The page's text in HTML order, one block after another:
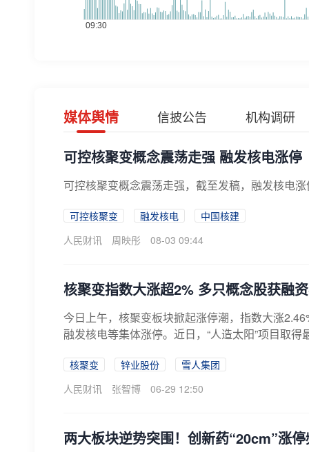
媒体舆情 信披公告 机构调研
可控核聚变概念震荡走强 融发核电涨停
可控核聚变概念震荡走强，截至发稿，融发核电
可控核聚变 融发核电
中国核建
人民财讯
周映彤 08-03 09:44
核聚变指数大涨超2% 多只概念股获融
今日上午，核聚变板块掀起涨停潮，指数大涨
融发核电等集体涨停。近日，“人造太阳”项目取
核聚变 锌业股份
雪人集团
人民财讯
张智博 06-29 12:50
两大板块逆势突围！创新药“20cm”涨